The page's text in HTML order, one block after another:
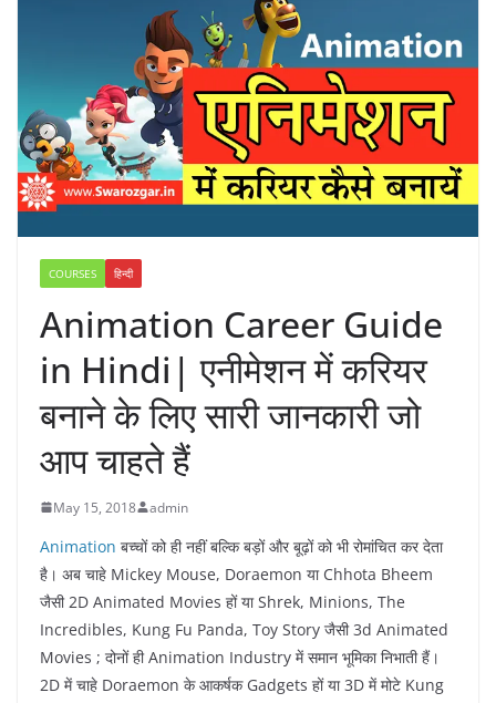
COURSES हिन्दी
Animation Career Guide
in Hindi| एनीमेशन में करियर
बनाने के लिए सारी जानकारी जो
आप चाहते हैं
May 15, 2018 admin
Animation बच्चों को ही नहीं बल्कि बड़ों और बूढ़ों को भी रोमांचित कर देता
है। अब चाहे Mickey Mouse, Doraemon या Chhota Bheem
जैसी 2D Animated Movies हों या Shrek, Minions, The
Incredibles, Kung Fu Panda, Toy Story जैसी 3d Animated
Movies ; दोनों ही Animation Industry में समान भूमिका निभाती हैं।
2D में चाहे Doraemon के आकर्षक Gadgets हों या 3D में मोटे Kung